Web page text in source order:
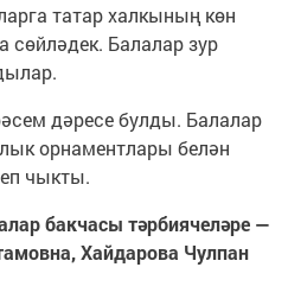
татар халкының көн
сөйләдек. Балалар зур
дәресе булды. Балалар
орнаментлары белән
чыкты.
бакчасы тәрбиячеләре —
Хайдарова Чулпан